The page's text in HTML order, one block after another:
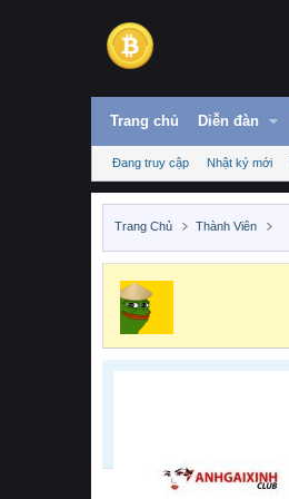
Trang chủ Diễn đàn
Đang truy cập Nhật ký mới
Trang Chủ Thành Viên